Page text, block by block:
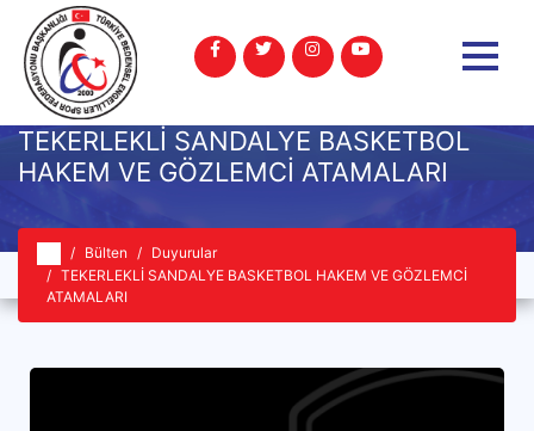
TEKERLEKLİ SANDALYE BASKETBOL
HAKEM VE GÖZLEMCİ ATAMALARI
Bülten
Duyurular
TEKERLEKLİ SANDALYE BASKETBOL HAKEM VE GÖZLEMCİ
ATAMALARI